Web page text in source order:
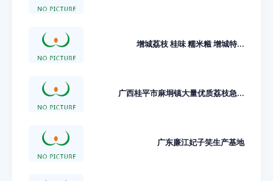
增城荔枝 桂味 糯米糍 增城特...
广西桂平市麻垌镇大量优质荔枝急...
广东廉江妃子笑生产基地